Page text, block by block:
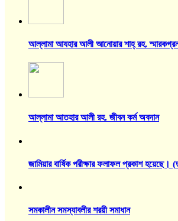
আল্লামা আযহার আলী আনোয়ার শাহ্‌ রহ.
আল্লামা আতহার আলী রহ. জীবন কর্ম অবদান
জামিয়ার বার্ষিক পরীক্ষার ফলাফল প্রকাশ
সমকালীন সমস্যাবলীর শরয়ী সমাধান